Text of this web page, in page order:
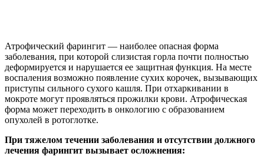
Атрофический фарингит — наиболее опасная форма
заболевания, при которой слизистая горла почти полностью
деформируется и нарушается ее защитная функция. На месте
воспаления возможно появление сухих корочек, вызывающих
приступы сильного сухого кашля. При отхаркивании в
мокроте могут проявляться прожилки крови. Атрофическая
форма может переходить в онкологию с образованием
опухолей в ротоглотке.
При тяжелом течении заболевания и отсутствии должного
лечения фарингит вызывает осложнения: